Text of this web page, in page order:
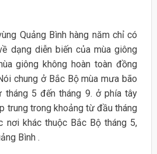
Quảng Bình hàng năm chỉ có
dạng diễn biến của mùa giông
giông không hoàn toàn đồng
chung ở Bắc Bộ mùa mưa bão
tháng 5 đến tháng 9. ở phía tây
trung trong khoảng từ đầu tháng
nơi khác thuộc Bắc Bộ tháng 5,
Bình .